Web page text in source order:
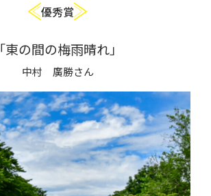
優秀賞
「東の間の梅雨晴れ」
中村 廣勝さん